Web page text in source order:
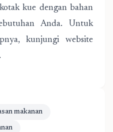
kue dengan bahan
Anda. Untuk
kunjungi website
makanan